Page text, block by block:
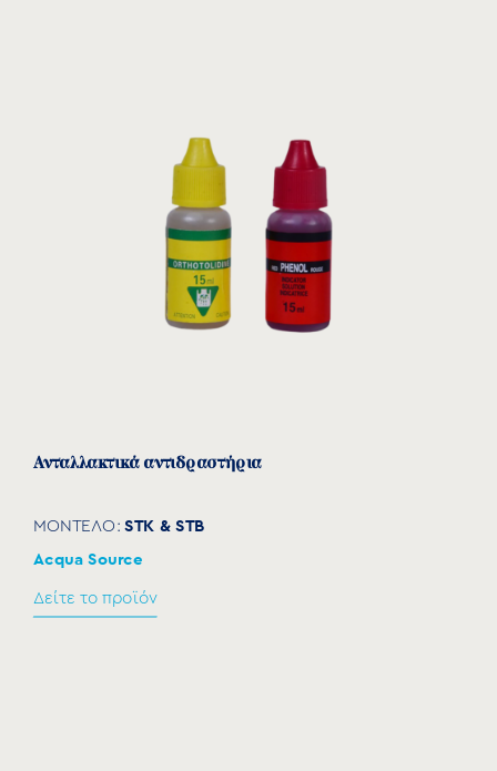
Aνταλλακτικά αντιδραστήρια
ΜΟΝΤΕΛΟ:STK & STB
Acqua Source
Δείτε το προϊόν